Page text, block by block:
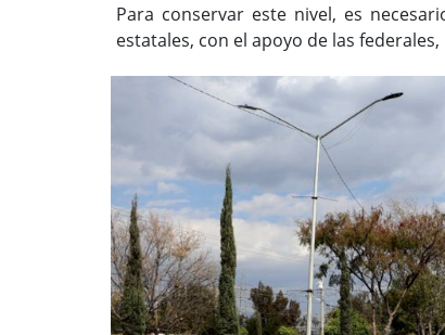
Para conservar este nivel, es
estatales, con el apoyo de las